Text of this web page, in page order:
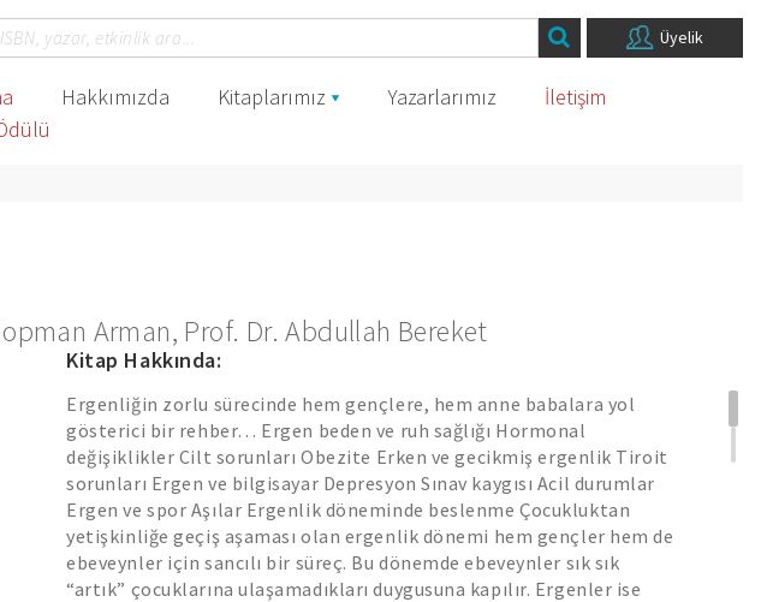
Üyelik
Hakkımızda Kitaplarımız Yazarlarımız
İletişim
Arman, Prof. Dr. Abdullah Bereket
Kitap Hakkında:
Ergenliğin zorlu sürecinde hem gençlere, hem anne babalara yol
gösterici bir rehber… Ergen beden ve ruh sağlığı Hormonal
değişiklikler Cilt sorunları Obezite Erken ve gecikmiş ergenlik Tiroit
sorunları Ergen ve bilgisayar Depresyon Sınav kaygısı Acil durumlar
Ergen ve spor Aşılar Ergenlik döneminde beslenme Çocukluktan
yetişkinliğe geçiş aşaması olan ergenlik dönemi hem gençler hem de
ebeveynler için sancılı bir süreç. Bu dönemde ebeveynler sık sık
“artık” çocuklarına ulaşamadıkları duygusuna kapılır. Ergenler ise